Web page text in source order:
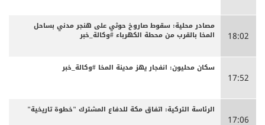
18:02
مصادر محلية: سقوط صاروخ حوثي على هنجر مدني بساحل
المخا بالقرب من محطة الكهرباء #وكالة_خبر
17:52
سكان محليون: انفجار يهز مدينة المخا #وكالة_خبر
17:06
الرئاسة التركية: اتفاق مكة للدفاع المشترك "خطوة تاريخية"